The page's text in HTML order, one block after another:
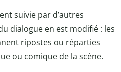
suivie par d’autres
dialogue en est modifié : les
ripostes ou réparties
ou comique de la scène.